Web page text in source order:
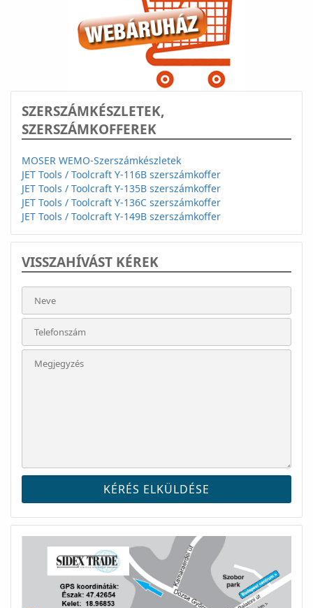
SZERSZÁMKÉSZLETEK,
SZERSZÁMKOFFEREK
MOSER WEMO-Szerszámkészletek
JET Tools / Toolcraft Y-116B szerszámkoffer
JET Tools / Toolcraft Y-135B szerszámkoffer
JET Tools / Toolcraft Y-136C szerszámkoffer
JET Tools / Toolcraft Y-149B szerszámkoffer
VISSZAHÍVÁST KÉREK